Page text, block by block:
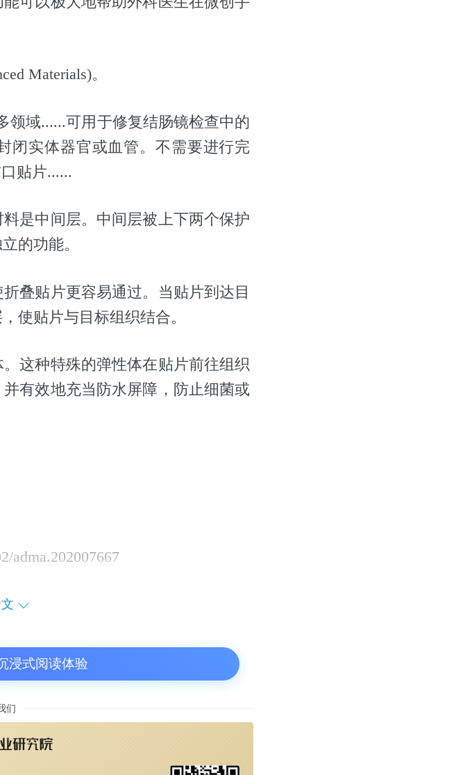
Materials)。
领域......可用于修复结肠镜检查中的
闭实体器官或血管。不需要进行完
贴片......
是中间层。中间层被上下两个保护
的功能。
叠贴片更容易通过。当贴片到达目
使贴片与目标组织结合。
这种特殊的弹性体在贴片前往组织
有效地充当防水屏障，防止细菌或
adma.202007667
浸式阅读体验
们